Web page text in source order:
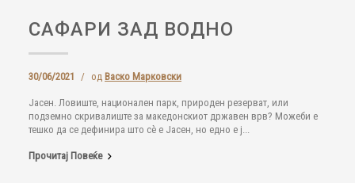
САФАРИ ЗАД ВОДНО
30/06/2021 / од Васко Марковски
Јасен. Ловиште, национален парк, природен резерват, или
подземно скривалиште за македонскиот државен врв? Можеби е
тешко да се дефинира што сè е Јасен, но едно е ј...
Прочитај Повеќе